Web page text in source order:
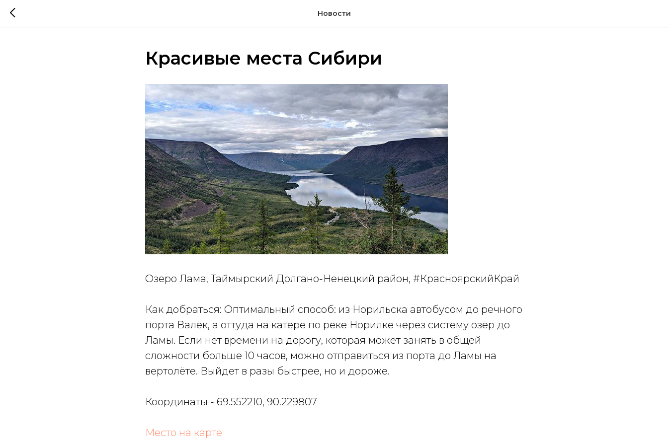
Новости
Красивые места Сибири
Озеро Лама, Таймырский Долгано-Ненецкий район, #КрасноярскийКрай
Как добраться: Оптимальный способ: из Норильска автобусом до речного
порта Валёк, а оттуда на катере по реке Норилке через систему озёр до
Ламы. Если нет времени на дорогу, которая может занять в общей
сложности больше 10 часов, можно отправиться из порта до Ламы на
вертолёте. Выйдет в разы быстрее, но и дороже.
Координаты - 69.552210, 90.229807
Место на карте